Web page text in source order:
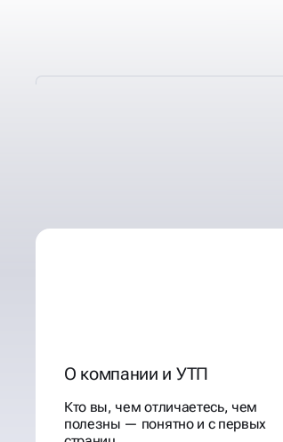
О компании и УТП
Кто вы, чем отличаетесь, чем
полезны — понятно и с первых